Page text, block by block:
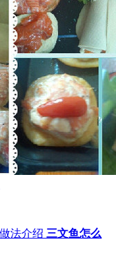
三文鱼怎么